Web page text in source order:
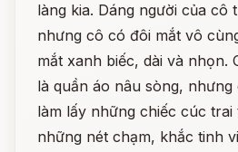
làng kia. Dáng người của cô
nhưng cô có đôi mắt vô
mắt xanh biếc, dài và nhọn.
là quần áo nâu sòng,
làm lấy những chiếc cúc
những nét chạm, khắc tinh